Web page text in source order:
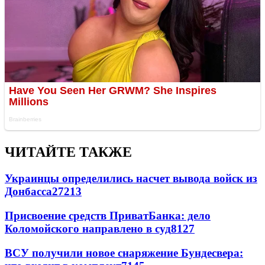
ЧИТАЙТЕ ТАКЖЕ
Украинцы определились насчет вывода войск из
Донбасса27213
Присвоение средств ПриватБанка: дело
Коломойского направлено в суд8127
ВСУ получили новое снаряжение Бундесвера: